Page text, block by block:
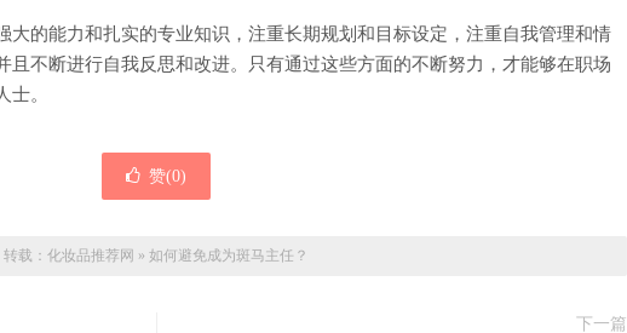
大的能力和扎实的专业知识，注重长期规划和目标设定，注重自我管理和情
且不断进行自我反思和改进。只有通过这些方面的不断努力，才能够在职场
。
赞(0)
转载： 化妆品推荐网 » 如何避免成为斑马主任？
下一篇